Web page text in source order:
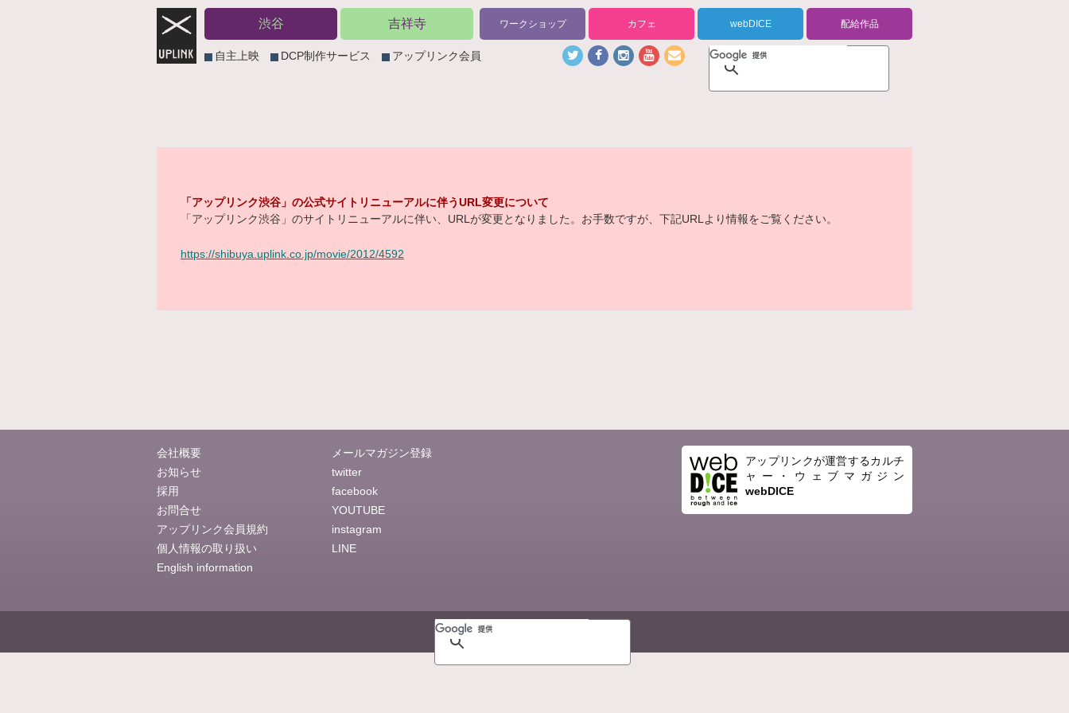
渋谷 吉祥寺 ワークショップ カフェ webDICE 配給作品
自主上映 DCP制作サービス アップリンク会員
「アップリンク渋谷」の公式サイトリニューアルに伴うURL変更について
「アップリンク渋谷」のサイトリニューアルに伴い、URLが変更となりました。お手数ですが、下記URLより情報をご覧ください。
https://shibuya.uplink.co.jp/movie/2012/4592
会社概要
お知らせ
採用
お問合せ
アップリンク会員規約
個人情報の取り扱い
English information
メールマガジン登録
twitter
facebook
YOUTUBE
instagram
LINE
アップリンクが運営するカルチ
ャー・ウェブマガジン
webDICE